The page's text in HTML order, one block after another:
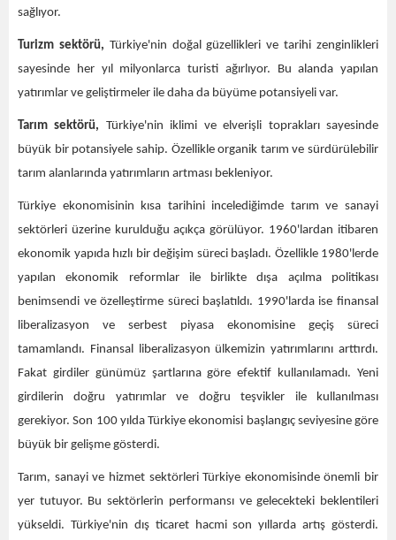
sağlıyor.
Turizm sektörü, Türkiye'nin doğal güzellikleri ve tarihi zenginlikleri
sayesinde her yıl milyonlarca turisti ağırlıyor. Bu alanda yapılan
yatırımlar ve geliştirmeler ile daha da büyüme potansiyeli var.
Tarım sektörü, Türkiye'nin iklimi ve elverişli toprakları sayesinde
büyük bir potansiyele sahip. Özellikle organik tarım ve sürdürülebilir
tarım alanlarında yatırımların artması bekleniyor.
Türkiye ekonomisinin kısa tarihini incelediğimde tarım ve sanayi
sektörleri üzerine kurulduğu açıkça görülüyor. 1960'lardan itibaren
ekonomik yapıda hızlı bir değişim süreci başladı. Özellikle 1980'lerde
yapılan ekonomik reformlar ile birlikte dışa açılma politikası
benimsendi ve özelleştirme süreci başlatıldı. 1990'larda ise finansal
liberalizasyon ve serbest piyasa ekonomisine geçiş süreci
tamamlandı. Finansal liberalizasyon ülkemizin yatırımlarını arttırdı.
Fakat girdiler günümüz şartlarına göre efektif kullanılamadı. Yeni
girdilerin doğru yatırımlar ve doğru teşvikler ile kullanılması
gerekiyor. Son 100 yılda Türkiye ekonomisi başlangıç seviyesine göre
büyük bir gelişme gösterdi.
Tarım, sanayi ve hizmet sektörleri Türkiye ekonomisinde önemli bir
yer tutuyor. Bu sektörlerin performansı ve gelecekteki beklentileri
yükseldi. Türkiye'nin dış ticaret hacmi son yıllarda artış gösterdi.